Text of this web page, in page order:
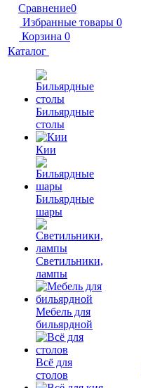
Сравнение0
Избранные товары 0
Корзина 0
Каталог
Бильярдные
столы
Кии
Бильярдные
шары
Светильники,
лампы
Мебель для
бильярдной
Всё для
столов